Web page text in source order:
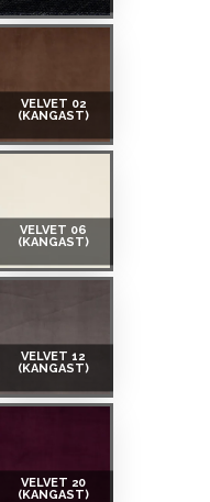
VELVET 02
(KANGAST)
VELVET 06
(KANGAST)
VELVET 12
(KANGAST)
VELVET 20
(KANGAST)